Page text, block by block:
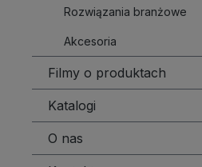
Rozwiązania branżowe
Akcesoria
Filmy o produktach
Katalogi
O nas